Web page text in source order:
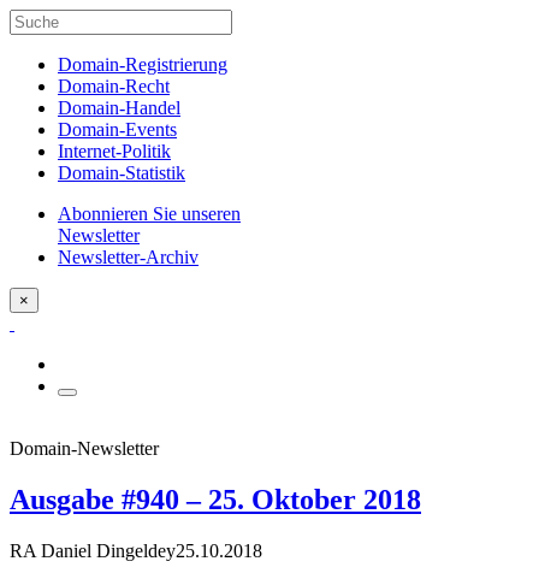
Domain-Registrierung
Domain-Recht
Domain-Handel
Domain-Events
Internet-Politik
Domain-Statistik
Abonnieren Sie unseren
Newsletter
Newsletter-Archiv
×
Domain-Newsletter
Ausgabe #940 – 25. Oktober 2018
RA Daniel Dingeldey25.10.2018